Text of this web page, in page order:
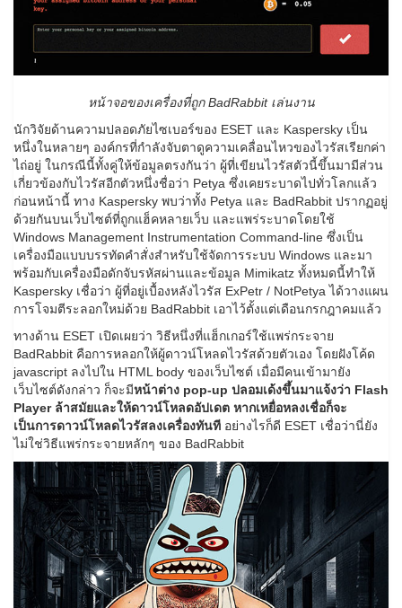
หน้าจอของเครื่องที่ถูก BadRabbit เล่นงาน
นักวิจัยด้านความปลอดภัยไซเบอร์ของ ESET และ Kaspersky เป็น
หนึ่งในหลายๆ องค์กรที่กำลังจับตาดูความเคลื่อนไหวของไวรัสเรียกค่า
ไถ่อยู่ ในกรณีนี้ทั้งคู่ให้ข้อมูลตรงกันว่า ผู้ที่เขียนไวรัสตัวนี้ขึ้นมามีส่วน
เกี่ยวข้องกับไวรัสอีกตัวหนึ่งชื่อว่า Petya ซึ่งเคยระบาดไปทั่วโลกแล้ว
ก่อนหน้านี้ ทาง Kaspersky พบว่าทั้ง Petya และ BadRabbit ปรากฏอยู่
ด้วยกันบนเว็บไซต์ที่ถูกแฮ็คหลายเว็บ และแพร่ระบาดโดยใช้
Windows Management Instrumentation Command-line ซึ่งเป็น
เครื่องมือแบบบรรทัดคำสั่งสำหรับใช้จัดการระบบ Windows และมา
พร้อมกับเครื่องมือดักจับรหัสผ่านและข้อมูล Mimikatz ทั้งหมดนี้ทำให้
Kaspersky เชื่อว่า ผู้ที่อยู่เบื้องหลังไวรัส ExPetr / NotPetya ได้วางแผน
การโจมตีระลอกใหม่ด้วย BadRabbit เอาไว้ตั้งแต่เดือนกรกฎาคมแล้ว
ทางด้าน ESET เปิดเผยว่า วิธีหนึ่งที่แฮ็กเกอร์ใช้แพร่กระจาย
BadRabbit คือการหลอกให้ผู้ดาวน์โหลดไวรัสด้วยตัวเอง โดยฝังโค้ด
javascript ลงไปใน HTML body ของเว็บไซต์ เมื่อมีคนเข้ามายัง
เว็บไซต์ดังกล่าว ก็จะมีหน้าต่าง pop-up ปลอมเด้งขึ้นมาแจ้งว่า Flash
Player ล้าสมัยและให้ดาวน์โหลดอัปเดต หากเหยื่อหลงเชื่อก็จะ
เป็นการดาวน์โหลดไวรัสลงเครื่องทันที อย่างไรก็ดี ESET เชื่อว่านี่ยัง
ไม่ใช่วิธีแพร่กระจายหลักๆ ของ BadRabbit